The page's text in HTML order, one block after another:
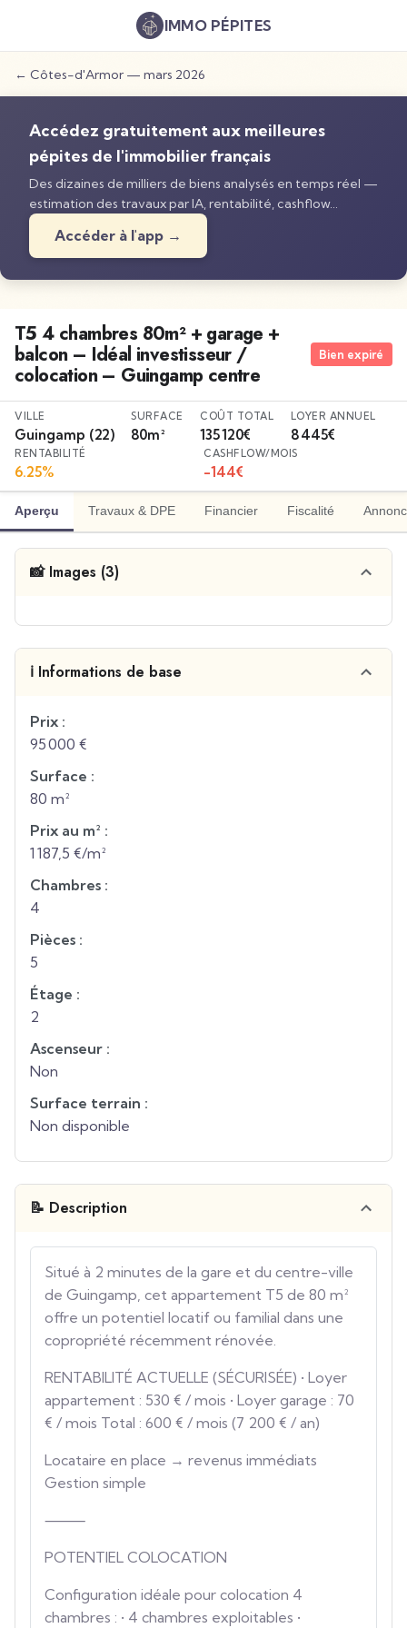
IMMOPÉPITES
← Côtes-d'Armor — mars 2026
Accédez gratuitement aux meilleures
pépites de l'immobilier français
Des dizaines de milliers de biens analysés en temps réel —
estimation des travaux par IA, rentabilité, cashflow…
Accéder à l'app →
T5 4 chambres 80m² + garage +
balcon – Idéal investisseur /
colocation – Guingamp centre
Bien expiré
VILLE
Guingamp (22)
SURFACE
80m²
COÛT TOTAL
135 120€
LOYER ANNUEL
8 445€
RENTABILITÉ
6.25%
CASHFLOW/MOIS
-144€
Aperçu Travaux & DPE Financier Fiscalité
📸 Images (3)
ℹ️ Informations de base
Prix :
95 000 €
Surface :
80 m²
Prix au m² :
1 187,5 €/m²
Chambres :
4
Pièces :
5
Étage :
2
Ascenseur :
Non
Surface terrain :
Non disponible
📝 Description
Situé à 2 minutes de la gare et du centre-ville
de Guingamp, cet appartement T5 de 80 m²
offre un potentiel locatif ou familial dans une
copropriété récemment rénovée.
RENTABILITÉ ACTUELLE (SÉCURISÉE) • Loyer
appartement : 530 € / mois • Loyer garage : 70
€ / mois Total : 600 € / mois (7 200 € / an)
Locataire en place → revenus immédiats
Gestion simple
⸻
POTENTIEL COLOCATION
Configuration idéale pour colocation 4
chambres : • 4 chambres exploitables •